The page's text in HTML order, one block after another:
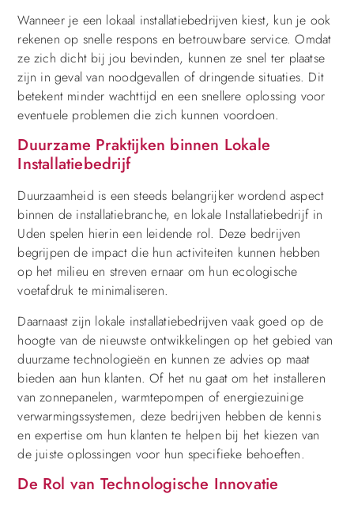
Wanneer je een lokaal installatiebedrijven kiest, kun je ook
rekenen op snelle respons en betrouwbare service. Omdat
ze zich dicht bij jou bevinden, kunnen ze snel ter plaatse
zijn in geval van noodgevallen of dringende situaties. Dit
betekent minder wachttijd en een snellere oplossing voor
eventuele problemen die zich kunnen voordoen.
Duurzame Praktijken binnen Lokale
Installatiebedrijf
Duurzaamheid is een steeds belangrijker wordend aspect
binnen de installatiebranche, en lokale Installatiebedrijf in
Uden spelen hierin een leidende rol. Deze bedrijven
begrijpen de impact die hun activiteiten kunnen hebben
op het milieu en streven ernaar om hun ecologische
voetafdruk te minimaliseren.
Daarnaast zijn lokale installatiebedrijven vaak goed op de
hoogte van de nieuwste ontwikkelingen op het gebied van
duurzame technologieën en kunnen ze advies op maat
bieden aan hun klanten. Of het nu gaat om het installeren
van zonnepanelen, warmtepompen of energiezuinige
verwarmingssystemen, deze bedrijven hebben de kennis
en expertise om hun klanten te helpen bij het kiezen van
de juiste oplossingen voor hun specifieke behoeften.
De Rol van Technologische Innovatie